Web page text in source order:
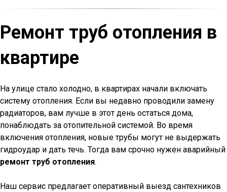
Ремонт труб отопления в
квартире
На улице стало холодно, в квартирах начали включать
систему отопления. Если вы недавно проводили замену
радиаторов, вам лучше в этот день остаться дома,
понаблюдать за отопительной системой. Во время
включения отопления, новые трубы могут не выдержать
гидроудар и дать течь. Тогда вам срочно нужен аварийный
ремонт труб отопления.
Наш сервис предлагает оперативный выезд сантехников